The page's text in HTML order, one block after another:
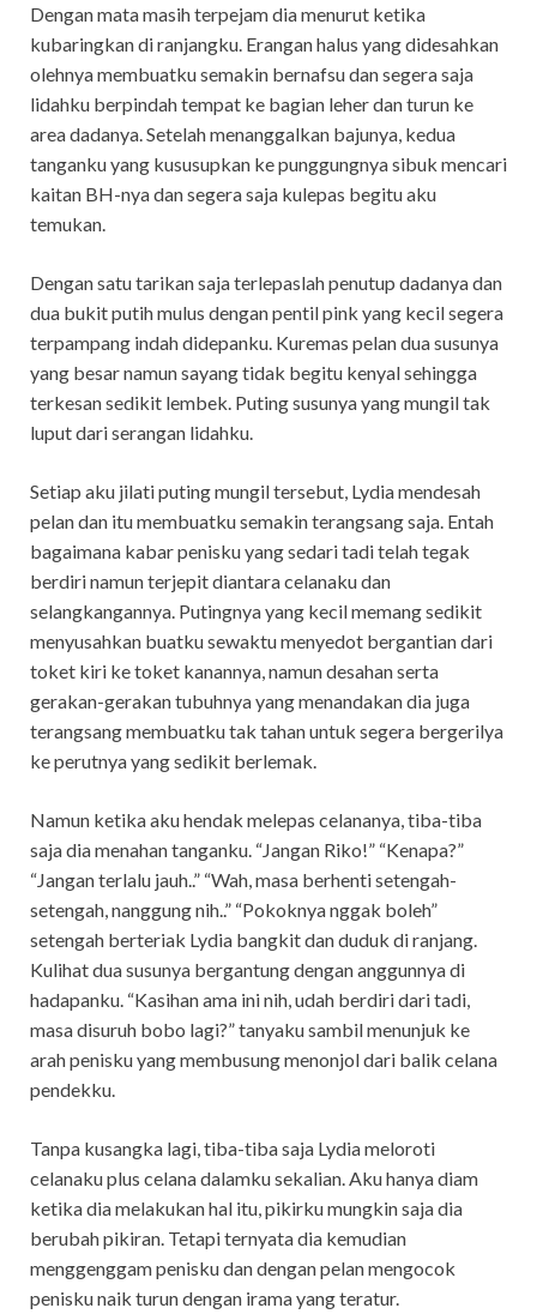
Dengan mata masih terpejam dia menurut ketika
kubaringkan di ranjangku. Erangan halus yang didesahkan
olehnya membuatku semakin bernafsu dan segera saja
lidahku berpindah tempat ke bagian leher dan turun ke
area dadanya. Setelah menanggalkan bajunya, kedua
tanganku yang kususupkan ke punggungnya sibuk mencari
kaitan BH-nya dan segera saja kulepas begitu aku
temukan.
Dengan satu tarikan saja terlepaslah penutup dadanya dan
dua bukit putih mulus dengan pentil pink yang kecil segera
terpampang indah didepanku. Kuremas pelan dua susunya
yang besar namun sayang tidak begitu kenyal sehingga
terkesan sedikit lembek. Puting susunya yang mungil tak
luput dari serangan lidahku.
Setiap aku jilati puting mungil tersebut, Lydia mendesah
pelan dan itu membuatku semakin terangsang saja. Entah
bagaimana kabar penisku yang sedari tadi telah tegak
berdiri namun terjepit diantara celanaku dan
selangkangannya. Putingnya yang kecil memang sedikit
menyusahkan buatku sewaktu menyedot bergantian dari
toket kiri ke toket kanannya, namun desahan serta
gerakan-gerakan tubuhnya yang menandakan dia juga
terangsang membuatku tak tahan untuk segera bergerilya
ke perutnya yang sedikit berlemak.
Namun ketika aku hendak melepas celananya, tiba-tiba
saja dia menahan tanganku. “Jangan Riko!” “Kenapa?”
“Jangan terlalu jauh..” “Wah, masa berhenti setengah-
setengah, nanggung nih..” “Pokoknya nggak boleh”
setengah berteriak Lydia bangkit dan duduk di ranjang.
Kulihat dua susunya bergantung dengan anggunnya di
hadapanku. “Kasihan ama ini nih, udah berdiri dari tadi,
masa disuruh bobo lagi?” tanyaku sambil menunjuk ke
arah penisku yang membusung menonjol dari balik celana
pendekku.
Tanpa kusangka lagi, tiba-tiba saja Lydia meloroti
celanaku plus celana dalamku sekalian. Aku hanya diam
ketika dia melakukan hal itu, pikirku mungkin saja dia
berubah pikiran. Tetapi ternyata dia kemudian
menggenggam penisku dan dengan pelan mengocok
penisku naik turun dengan irama yang teratur.